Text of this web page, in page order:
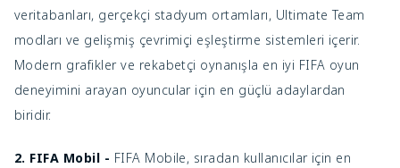
veritabanları, gerçekçi stadyum ortamları, Ultimate Team
modları ve gelişmiş çevrimiçi eşleştirme sistemleri içerir.
Modern grafikler ve rekabetçi oynanışla en iyi FIFA oyun
deneyimini arayan oyuncular için en güçlü adaylardan
biridir.
2. FIFA Mobil - FIFA Mobile, sıradan kullanıcılar için en